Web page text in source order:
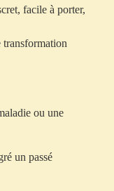
facile à porter,
transformation
ou une
un passé